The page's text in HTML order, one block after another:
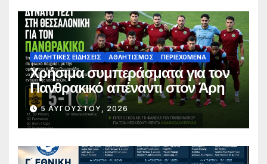
ΑΘΛΗΤΙΚΈΣ ΕΙΔΉΣΕΙΣ ΑΘΛΗΤΙΣΜΌΣ ΠΕΡΙΕΧΌΜΕΝΑ
Χρήσιμα συμπεράσματα για τον
Πανθρακικό απέναντι στον Άρη
5 ΑΥΓΟΎΣΤΟΥ, 2026